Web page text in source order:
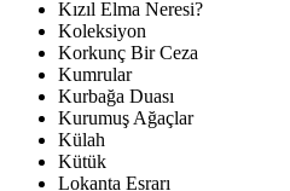
Kızıl Elma Neresi?
Koleksiyon
Korkunç Bir Ceza
Kumrular
Kurbağa Duası
Kurumuş Ağaçlar
Külah
Kütük
Lokanta Esrarı